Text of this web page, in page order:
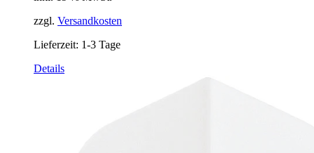
zzgl. Versandkosten
Lieferzeit: 1-3 Tage
Details